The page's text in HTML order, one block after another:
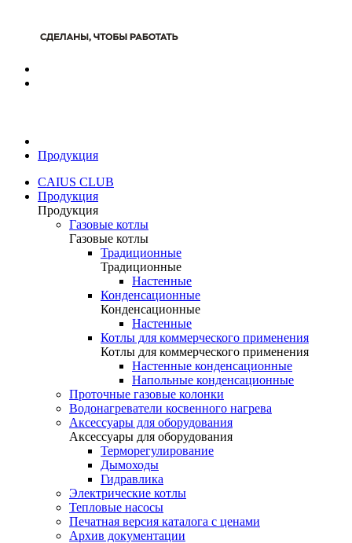
Продукция
CAIUS CLUB
Продукция
Продукция
Газовые котлы
Газовые котлы
Традиционные
Традиционные
Настенные
Конденсационные
Конденсационные
Настенные
Котлы для коммерческого применения
Котлы для коммерческого применения
Настенные конденсационные
Напольные конденсационные
Проточные газовые колонки
Водонагреватели косвенного нагрева
Аксессуары для оборудования
Аксессуары для оборудования
Терморегулирование
Дымоходы
Гидравлика
Электрические котлы
Тепловые насосы
Печатная версия каталога с ценами
Архив документации